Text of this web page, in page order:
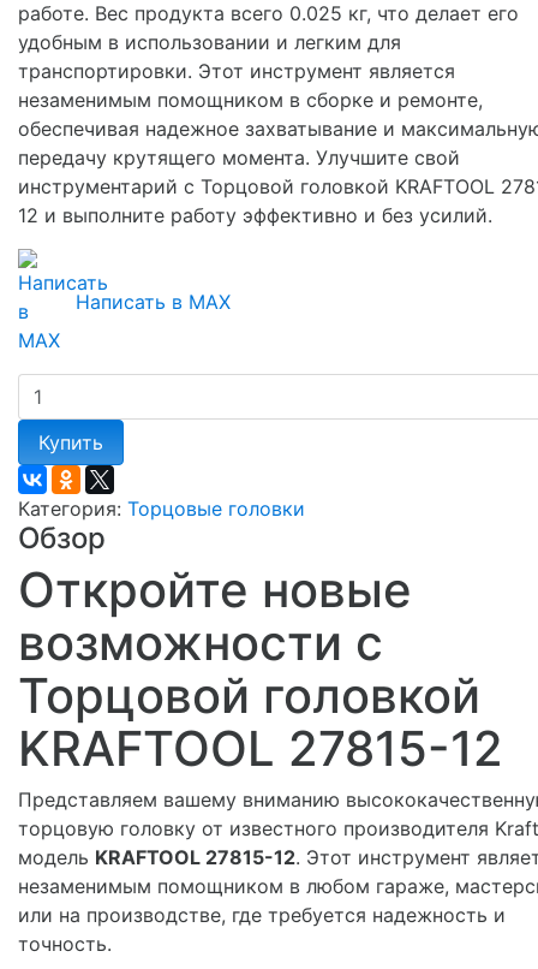
работе. Вес продукта всего 0.025 кг, что делает его
удобным в использовании и легким для
транспортировки. Этот инструмент является
незаменимым помощником в сборке и ремонте,
обеспечивая надежное захватывание и
передачу крутящего момента. Улучшите свой
инструментарий с Торцовой головкой KRAFTOOL
12 и выполните работу эффективно и без усилий.
Написать в MAX
Купить
Категория: Торцовые головки
Обзор
Откройте новые
возможности с
Торцовой головкой
KRAFTOOL 27815-12
Представляем вашему вниманию
торцовую головку от известного производителя
модель KRAFTOOL 27815-12. Этот инструмент
незаменимым помощником в любом гараже,
или на производстве, где требуется надежность и
точность.